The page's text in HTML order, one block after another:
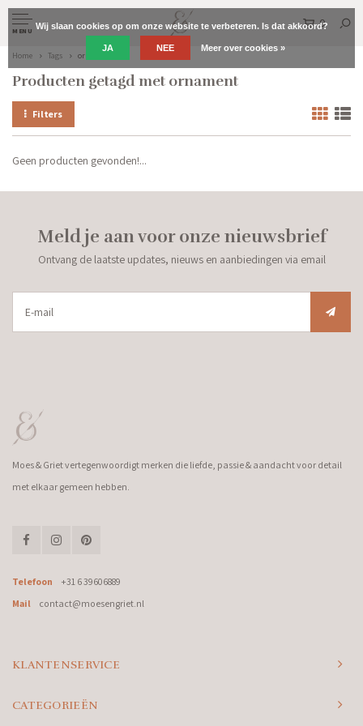
MENU
0
Home Tags ornament
Producten getagd met ornament
Filters
Geen producten gevonden!...
Meld je aan voor onze nieuwsbrief
Ontvang de laatste updates, nieuws en aanbiedingen via email
Moes & Griet vertegenwoordigt merken die liefde, passie & aandacht voor detail
met elkaar gemeen hebben.
Telefoon
+31 6 39606889
Mail
contact@moesengriet.nl
KLANTENSERVICE
CATEGORIEËN
Wij slaan cookies op om onze website te verbeteren. Is dat akkoord?
JA NEE Meer over cookies »